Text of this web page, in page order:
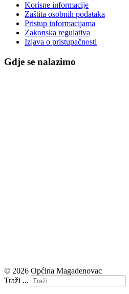
Korisne informacije
Zaštita osobnih podataka
Pristup informacijama
Zakonska regulativa
Izjava o pristupačnosti
Gdje se nalazimo
© 2026 Općina Magadenovac
Traži ...